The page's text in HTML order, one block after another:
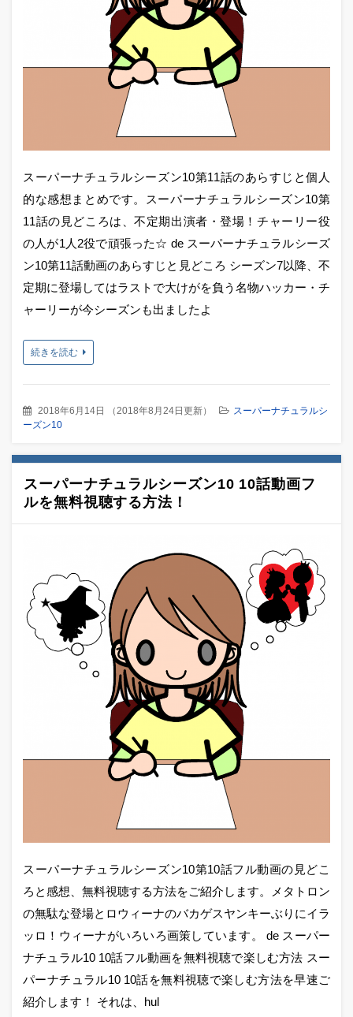
スーパーナチュラルシーズン10第11話のあらすじと個人
的な感想まとめです。スーパーナチュラルシーズン10第
11話の見どころは、不定期出演者・登場！チャーリー役
の人が1人2役で頑張った☆ de スーパーナチュラルシーズ
ン10第11話動画のあらすじと見どころ シーズン7以降、不
定期に登場してはラストで大けがを負う名物ハッカー・チ
ャーリーが今シーズンも出ましたよ
続きを読む
2018年6月14日 （ 2018年8月24日更新）
スーパーナチュラルシ
ーズン10
スーパーナチュラルシーズン10 10話動画フ
ルを無料視聴する方法！
スーパーナチュラルシーズン10第10話フル動画の見どこ
ろと感想、無料視聴する方法をご紹介します。メタトロン
の無駄な登場とロウィーナのバカゲスヤンキーぶりにイラ
ッロ！ウィーナがいろいろ画策しています。 de スーパー
ナチュラル10 10話フル動画を無料視聴で楽しむ方法 スー
パーナチュラル10 10話を無料視聴で楽しむ方法を早速ご
紹介します！ それは、hul